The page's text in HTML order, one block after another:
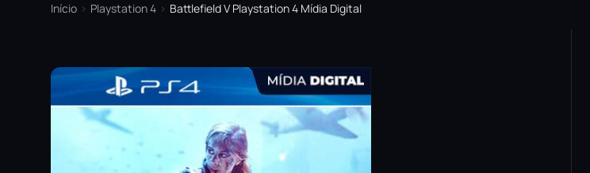
Início › Playstation 4 › Battlefield V Playstation 4 Mídia Digital